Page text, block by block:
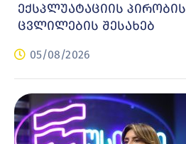
ექსპლუატაციის პირობის
ცვლილების შესახებ
05/08/2026